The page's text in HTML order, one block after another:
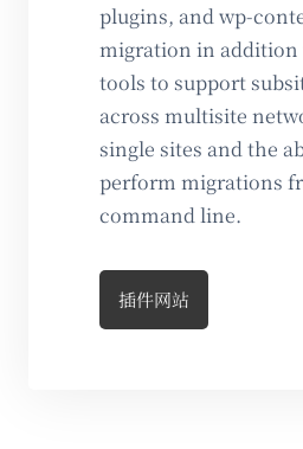
plugins, and wp-
migration in
tools to support
across multisite
single sites and the
perform migrations
command line.
插件网站